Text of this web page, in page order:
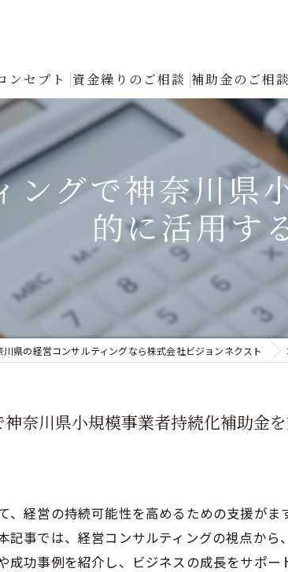
ンセプト 資金繰りのご相談
創業融資コンサルタントの選び方と成
融資について
創業融資
銀行への返済リスケジュール（条件変
認定支援機関による「税制優遇・金利低
補助金のご相談
ングで神奈川県
的に活用す
川県の経営コンサルティングなら株式会社ビジョンネクスト
奈川県小規模事業者持続化補助金
、経営の持続可能性を高めるための支援が
記事では、経営コンサルティングの視点か
成功事例を紹介し、ビジネスの成長をサポー